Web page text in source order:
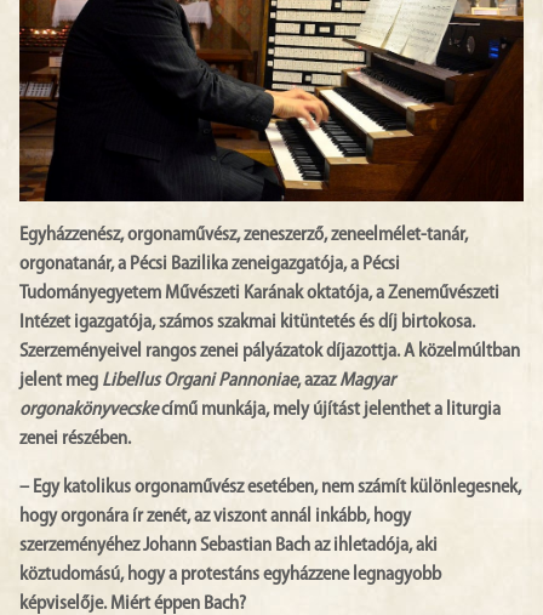
Egyházzenész, orgonaművész, zeneszerző, zeneelmélet-tanár,
orgonatanár, a Pécsi Bazilika zeneigazgatója, a Pécsi
Tudományegyetem Művészeti Karának oktatója, a Zeneművészeti
Intézet igazgatója, számos szakmai kitüntetés és díj birtokosa.
Szerzeményeivel rangos zenei pályázatok díjazottja. A közelmúltban
jelent meg Libellus Organi Pannoniae, azazMagyar
orgonakönyvecskecímű munkája, mely újítást jelenthet a liturgia
zenei részében.
– Egy katolikus orgonaművész esetében, nem számít különlegesnek,
hogy orgonára ír zenét, az viszont annál inkább, hogy
szerzeményéhez Johann Sebastian Bach az ihletadója, aki
köztudomású, hogy a protestáns egyházzene legnagyobb
képviselője. Miért éppen Bach?